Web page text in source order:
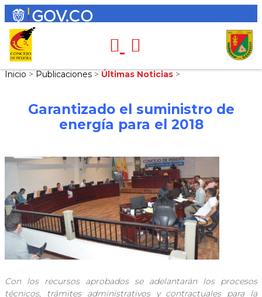
Inicio > Publicaciones > Últimas Noticias >
Garantizado el suministro de
energía para el 2018
Con los recursos aprobados se adelantarán los procesos
técnicos, trámites administrativos y contractuales para la